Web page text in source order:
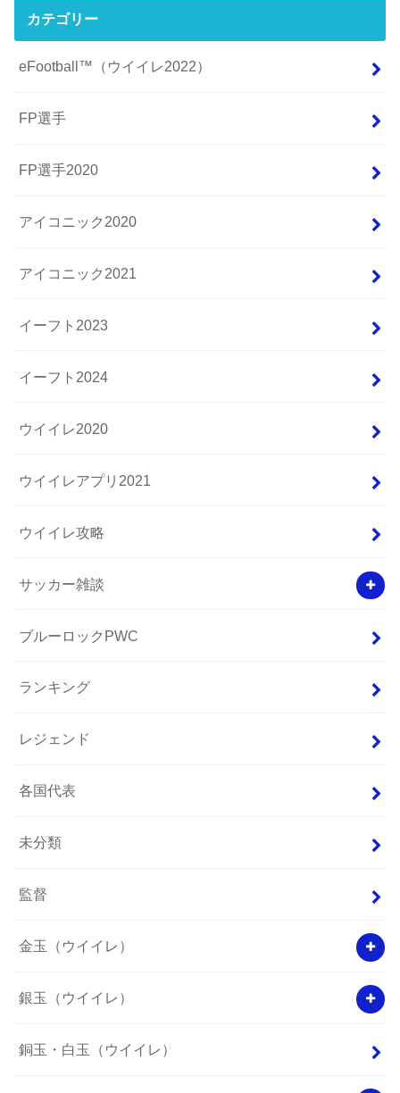
カテゴリー
eFootball™（ウイイレ2022）
FP選手
FP選手2020
アイコニック2020
アイコニック2021
イーフト2023
イーフト2024
ウイイレ2020
ウイイレアプリ2021
ウイイレ攻略
サッカー雑談
ブルーロックPWC
ランキング
レジェンド
各国代表
未分類
監督
金玉（ウイイレ）
銀玉（ウイイレ）
銅玉・白玉（ウイイレ）